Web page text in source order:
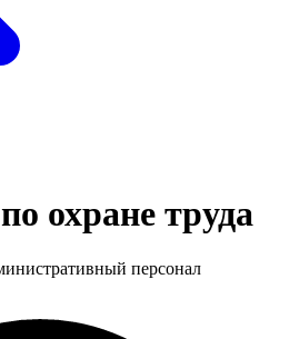
охране труда
персонал